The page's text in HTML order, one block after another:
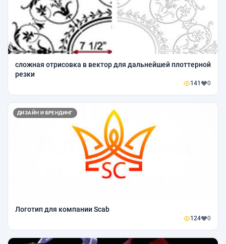
сложная отрисовка в вектор для дальнейшей плоттерной
резки
141 0
ДИЗАЙН И БРЕНДИНГ
Логотип для компании Scab
124 0